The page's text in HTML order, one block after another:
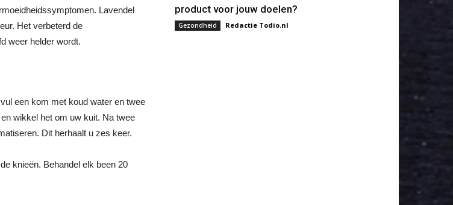
Lavendel
Het verbeterd de
weer helder wordt.
een kom met koud water en twee
wikkel het om uw kuit. Na twee
Dit herhaalt u zes keer.
knieën. Behandel elk been 20
product voor jouw doelen?
Gezondheid Redactie Todio.nl